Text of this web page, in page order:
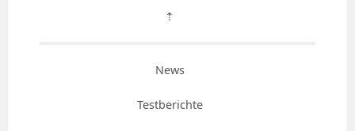
⇡
News
Testberichte